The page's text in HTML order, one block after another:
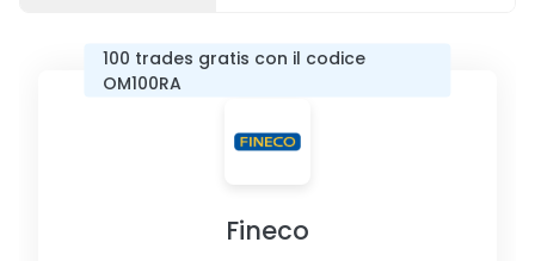
100 trades gratis con il codice
OM100RA
Fineco